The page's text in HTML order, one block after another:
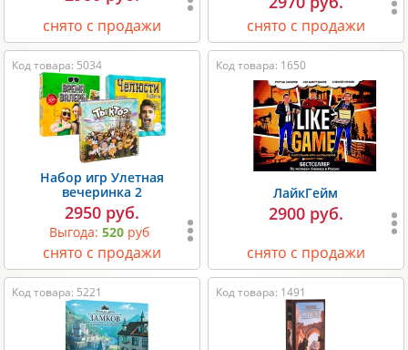
снято с продажи снято с продажи
Код товара: 5034
Набор игр Улетная
вечеринка 2
2950 руб.
Выгода:520 руб
снято с продажи
Код товара: 1650
ЛайкГейм
2900 руб.
снято с продажи
Код товара: 5221 Код товара: 1491